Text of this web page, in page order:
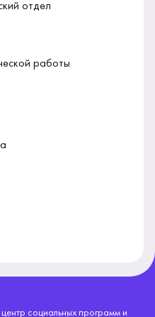
отдел
работы
социальных программ и